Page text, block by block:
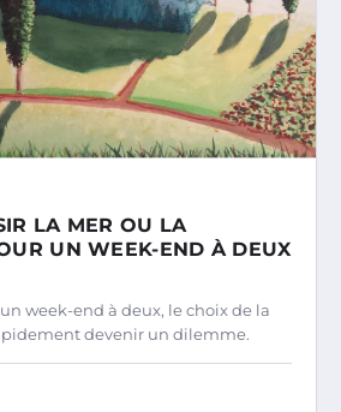
LA MER OU LA
UN WEEK-END À DEUX
week-end à deux, le choix de la
devenir un dilemme.